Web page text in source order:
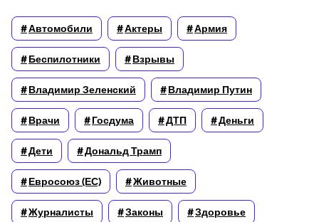
Автомобили Актеры Армия
Беспилотники Взрывы
Владимир Зеленский Владимир Путин
Врачи Госдума ДТП Деньги
Дети Дональд Трамп
Евросоюз (ЕС) Животные
Журналисты Законы Здоровье